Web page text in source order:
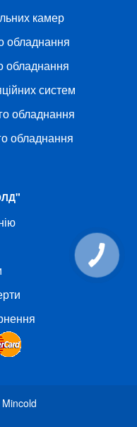
камер
обладнання
обладнання
систем
обладнання
обладнання
Mincold